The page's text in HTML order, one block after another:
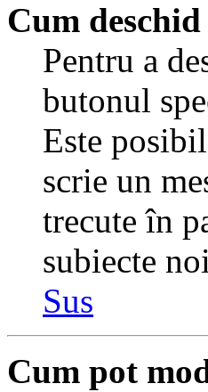
Cum
Pentru a
butonul
Este
scrie un
trecute în
subiecte
Sus
Cum pot